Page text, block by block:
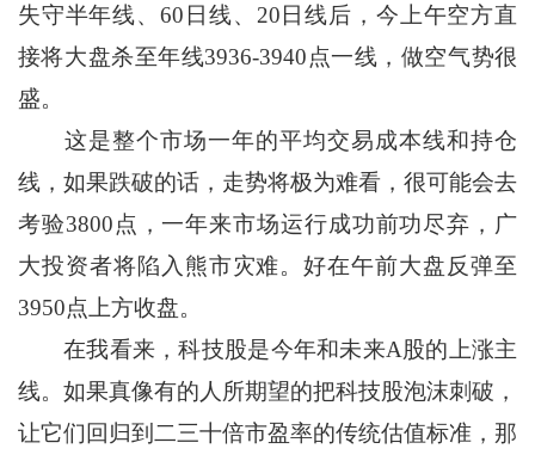
失守半年线、60日线、20日线后，今上午空方直
接将大盘杀至年线3936-3940点一线，做空气势很
盛。
这是整个市场一年的平均交易成本线和持仓
线，如果跌破的话，走势将极为难看，很可能会去
考验3800点，一年来市场运行成功前功尽弃，广
大投资者将陷入熊市灾难。好在午前大盘反弹至
3950点上方收盘。
在我看来，科技股是今年和未来A股的上涨主
线。如果真像有的人所期望的把科技股泡沫刺破，
让它们回归到二三十倍市盈率的传统估值标准，那